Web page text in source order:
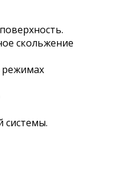
скольжение
режимах
системы.